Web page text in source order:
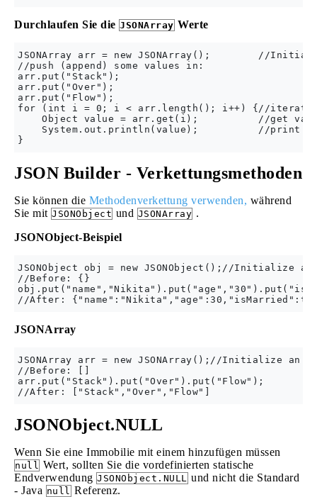
Durchlaufen Sie die JSONArray Werte
JSONArray arr = new JSONArray();        //
//push (append) some values in:
arr.put("Stack");
arr.put("Over");
arr.put("Flow");
for (int i = 0; i < arr.length(); i++) {//iterate
Object value = arr.get(i);          //get
System.out.println(value);          //print
JSON Builder - Verkettungsmethoden
Sie können die Methodenverkettung verwenden, während
Sie mit JSONObject und JSONArray .
JSONObject-Beispiel
JSONObject obj = new JSONObject();//Initialize an
//Before: {}
JSONArray
JSONArray arr = new JSONArray();//Initialize an
//Before: []
arr.put("Stack").put("Over").put("Flow");
JSONObject.NULL
Wenn Sie eine Immobilie mit einem hinzufügen müssen
null Wert, sollten Sie die vordefinierten statische
Endverwendung JSONObject.NULL und nicht die Standard
- Java null Referenz.